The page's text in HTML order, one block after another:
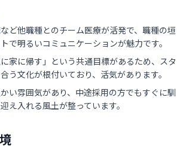
ど他職種とのチーム医療が活発で、職種の垣
で明るいコミュニケーションが魅力です。
に家に帰す」という共通目標があるため、スタ
う文化が根付いており、活気があります。
い雰囲気があり、中途採用の方でもすぐに馴
え入れる風土が整っています。